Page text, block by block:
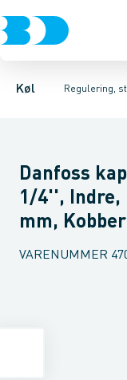
Køl Regulering,
Kompressorer
Pressostater &
Pressostater
Danfoss
1/4'', Indre,
mm,
VARENUMMER